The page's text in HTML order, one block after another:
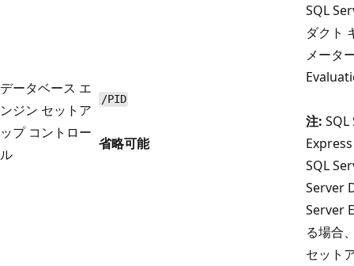
データベース エ
ンジン セットア
ップ コントロー
ル
/PID
省略可能
SQL
ダクト
メータ
注:
SQL
Server
Server
る場合
セット